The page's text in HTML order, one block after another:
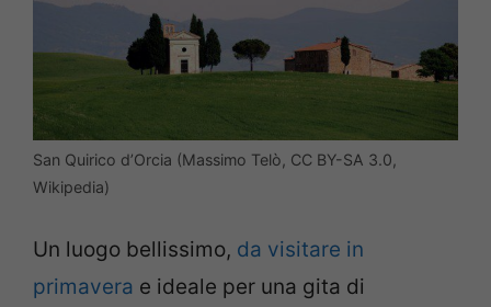
San Quirico d’Orcia (Massimo Telò, CC BY-SA 3.0,
Wikipedia)
Un luogo bellissimo, da visitare in
primavera e ideale per una gita di